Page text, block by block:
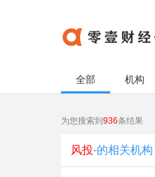
全部 机构
为您搜索到 936条结果
风投-的相关机构